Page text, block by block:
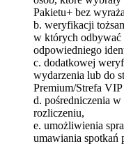
Pakietu+ bez
b. weryfikacji
w których odbywać
odpowiedniego
c. dodatkowej
wydarzenia lub do
Premium/Strefa
d. pośredniczenia
rozliczeniu,
e. umożliwienia
umawiania spotkań